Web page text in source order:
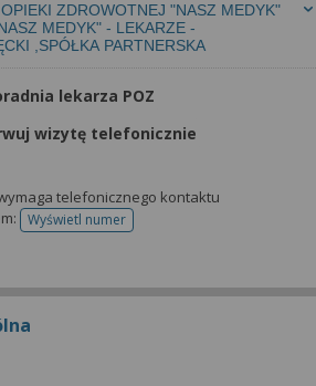
ZDROWOTNEJ "NASZ MEDYK"
MEDYK" - LEKARZE -
,SPÓŁKA PARTNERSKA
lekarza POZ
wizytę telefonicznie
telefonicznego kontaktu
Wyświetl numertelefonu do rejestracji